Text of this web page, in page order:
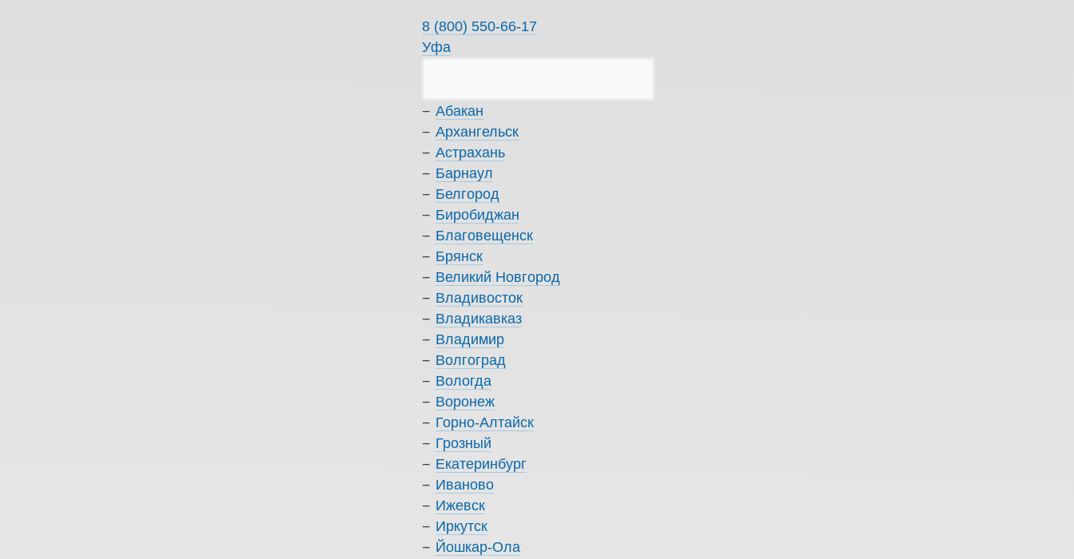
8 (800) 550-66-17
Уфа
Абакан
Архангельск
Астрахань
Барнаул
Белгород
Биробиджан
Благовещенск
Брянск
Великий Новгород
Владивосток
Владикавказ
Владимир
Волгоград
Вологда
Воронеж
Горно-Алтайск
Грозный
Екатеринбург
Иваново
Ижевск
Иркутск
Йошкар-Ола